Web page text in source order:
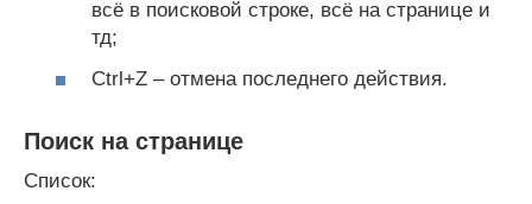
всё в поисковой строке, всё на странице и
тд;
Ctrl+Z – отмена последнего действия.
Поиск на странице
Список: